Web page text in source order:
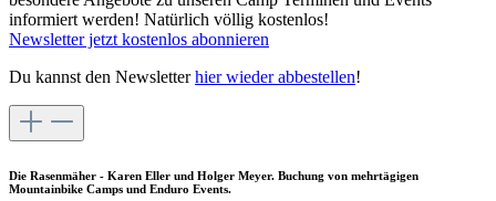
informiert werden! Natürlich völlig kostenlos!
Newsletter jetzt kostenlos abonnieren
Du kannst den Newsletterhier wieder abbestellen!
Die Rasenmäher - Karen Eller und Holger Meyer. Buchung von mehrtägigen
Mountainbike Camps und Enduro Events.